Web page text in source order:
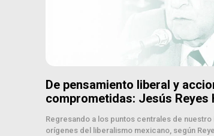
De pensamiento liberal y
comprometidas: Jesús Reyes
Regresando a los puntos centrales de nuestro
orígenes del liberalismo mexicano, según